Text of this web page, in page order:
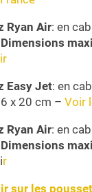
Ryan Air: en
Dimensions
r
Easy Jet: en
x 20 cm – Voir
Ryan Air: en
Dimensions
r
sur les